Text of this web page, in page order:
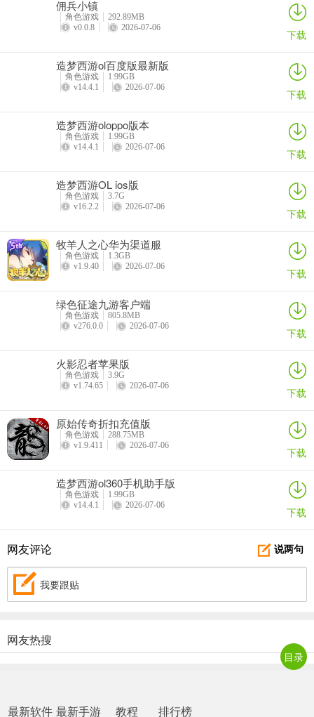
四、斗剑任务
斗剑天梯是让玩家角逐天梯名次的场所，每日19:00后会结算天梯名次
五、斗剑历练任务
斗剑历练是玩家磨练自我，挑战极限的场所，在这里可以获得增益
Buff和各种道具及礼券。斗剑历练的默认冷却时间为5分钟，可以花费
仙石立刻冷却。斗剑需要历练体力，历练体力每小时增加1点。斗剑历
个历练种类的5个历练对手即可获得历练奖励。历练种类和历练对手支
持刷新，每次刷新需要消耗100银币。
家可以免费刷新5次来选择经验较多的那个任务。
七、宝石镶嵌
玩家可以根据自己的属性购买自己所需要的宝石，镶嵌宝石时需要使
用相应的打孔石开孔。高级宝石可以由低级宝石合成，也可以在商城
中购买，宝石合成可能会失败，所以一定要去买宝石保护符哦。
八、购买秘籍
玩家可以为自己的散仙购买强力的心法来增强战力哦。
买完心法后可以在技能心法中为自己的散仙学习装备，装备后还可以
九、修炼
佣兵小镇
角色游戏
292.89MB
v0.0.8
2026-07-06 下载
造梦西游ol百度版最新版
角色游戏
1.99GB
v14.4.1
2026-07-06 下载
造梦西游oloppo版本
角色游戏
1.99GB
v14.4.1
2026-07-06 下载
造梦西游OL ios版
角色游戏
3.7G
v16.2.2
2026-07-06 下载
牧羊人之心华为渠道服
角色游戏
1.3GB
v1.9.40
2026-07-06 下载
绿色征途九游客户端
角色游戏
805.8MB
v276.0.0
2026-07-06 下载
火影忍者苹果版
角色游戏
3.9G
v1.74.65
2026-07-06 下载
原始传奇折扣充值版
角色游戏
288.75MB
v1.9.411
2026-07-06 下载
造梦西游ol360手机助手版
角色游戏
1.99GB
v14.4.1
2026-07-06 下载
说两句
网友评论
我要跟贴
网友热搜
最新软件 最新手游 教程 排行榜
目录